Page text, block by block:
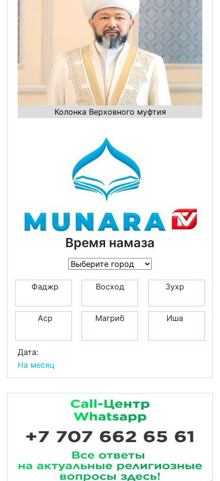
Колонка Верховного муфтия
Время намаза
Фаджр Восход Зухр
Аср Магриб Иша
Дата:
На месяц